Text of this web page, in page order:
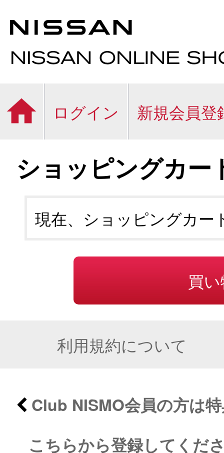
ログイン 新規会員登
ショッピングカー
現在、ショッピングカー
買
利用規約について
Club NISMO会員の方は
こちらから登録してくだ